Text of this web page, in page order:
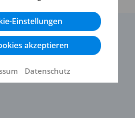
Einstellungen
akzeptieren
Datenschutz